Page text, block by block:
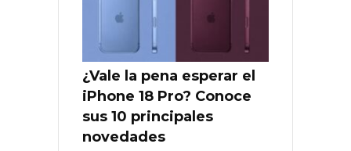
¿Vale la pena esperar el
iPhone 18 Pro? Conoce
sus 10 principales
novedades